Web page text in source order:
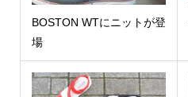
BOSTON WTにニットが登
場